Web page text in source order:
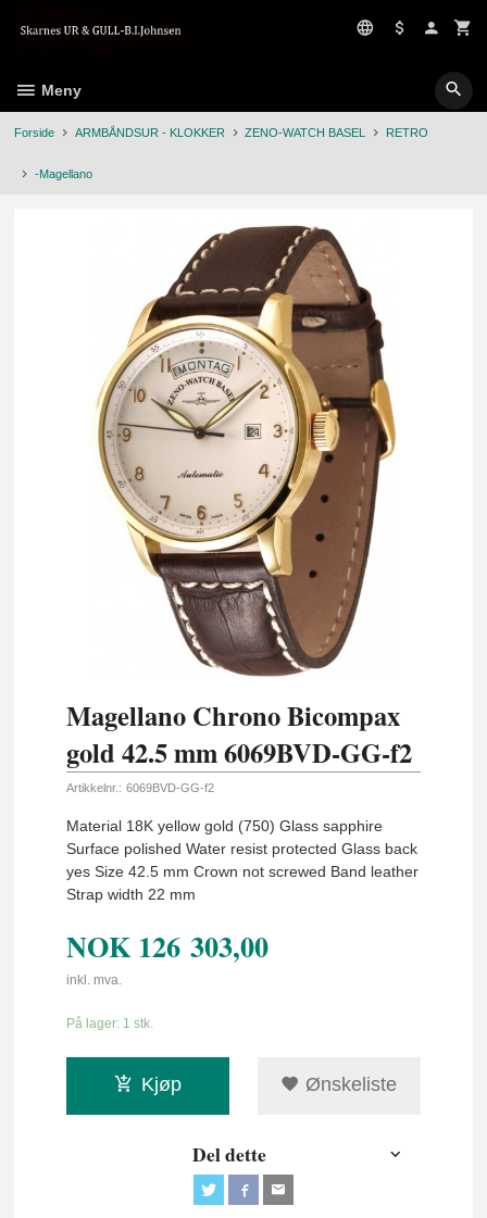
Meny
Forside ARMBÅNDSUR - KLOKKER ZENO-WATCH BASEL RETRO
-Magellano
Magellano Chrono Bicompax
gold 42.5 mm 6069BVD-GG-f2
Artikkelnr.: 6069BVD-GG-f2
Material 18K yellow gold (750) Glass sapphire
Surface polished Water resist protected Glass back
yes Size 42.5 mm Crown not screwed Band leather
Strap width 22 mm
NOK 126 303,00
inkl. mva.
På lager: 1 stk.
Kjøp Ønskeliste
Del dette